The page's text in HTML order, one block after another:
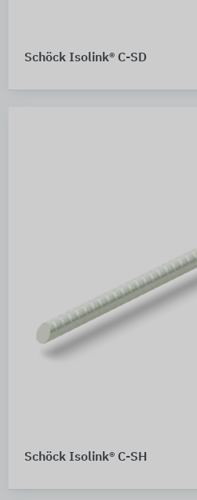
Schöck Isolink® C-SD
Schöck Isolink® C-SH